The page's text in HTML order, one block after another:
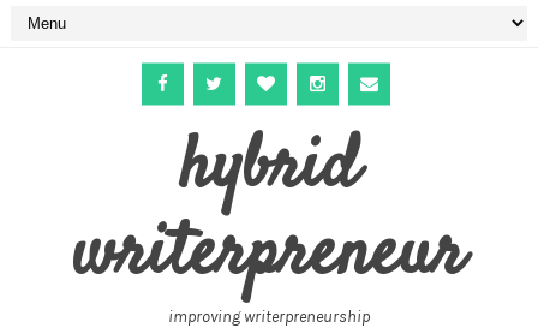
hybrid
writerpreneur
improving writerpreneurship